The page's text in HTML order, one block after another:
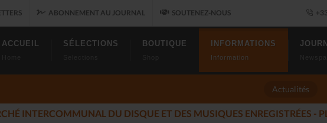
ABONNEMENT AU JOURNAL SOUTENEZ-NOUS
ACCUEIL SÉLECTIONS BOUTIQUE INFORMATIONS
Information
Actualités
LES ALLUMÉS DU JAZZ FONT SALON, LE PROGRAMME (2025-11-14)